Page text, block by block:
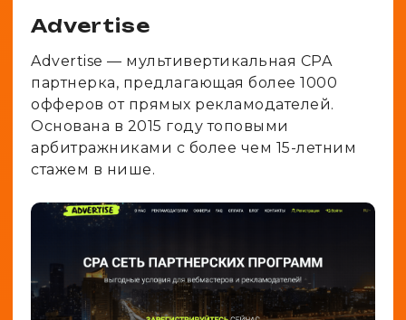
Advertise
Advertise — мультивертикальная CPA
партнерка, предлагающая более 1000
офферов от прямых рекламодателей.
Основана в 2015 году топовыми
арбитражниками с более чем 15-летним
стажем в нише.